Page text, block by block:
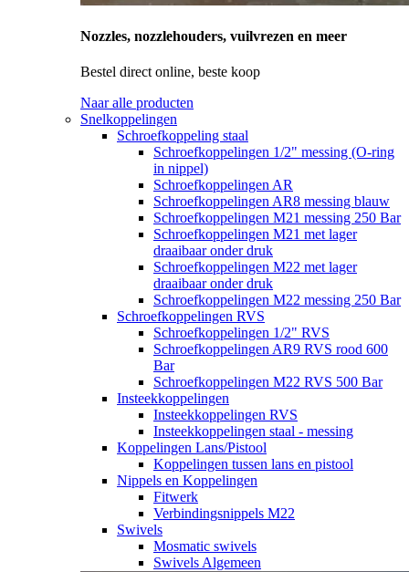
Nozzles, nozzlehouders, vuilvrezen en meer
Bestel direct online, beste koop
Naar alle producten
Snelkoppelingen
Schroefkoppeling staal
Schroefkoppelingen 1/2" messing (O-ring
in nippel)
Schroefkoppelingen AR
Schroefkoppelingen AR8 messing blauw
Schroefkoppelingen M21 messing 250 Bar
Schroefkoppelingen M21 met lager
draaibaar onder druk
Schroefkoppelingen M22 met lager
draaibaar onder druk
Schroefkoppelingen M22 messing 250 Bar
Schroefkoppelingen RVS
Schroefkoppelingen 1/2" RVS
Schroefkoppelingen AR9 RVS rood 600
Bar
Schroefkoppelingen M22 RVS 500 Bar
Insteekkoppelingen
Insteekkoppelingen RVS
Insteekkoppelingen staal - messing
Koppelingen Lans/Pistool
Koppelingen tussen lans en pistool
Nippels en Koppelingen
Fitwerk
Verbindingsnippels M22
Swivels
Mosmatic swivels
Swivels Algemeen